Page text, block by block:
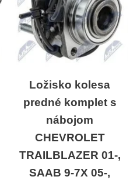
Ložisko kolesa
predné komplet s
nábojom
CHEVROLET
TRAILBLAZER 01-,
SAAB 9-7X 05-,